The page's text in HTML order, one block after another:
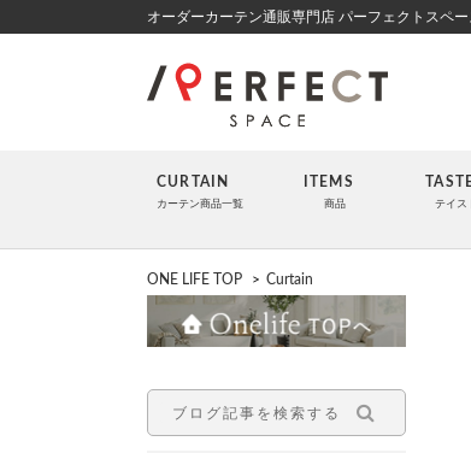
オーダーカーテン通販専門店 パーフェクトスペー
CURTAIN
カーテン商品一覧
ITEMS
商品
TASTE
テイス
ONE LIFE TOP > Curtain